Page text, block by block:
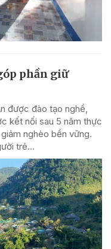
phần giữ
được đào tạo nghề,
kết nối sau 5 năm thực
nghèo bền vững.
trẻ...